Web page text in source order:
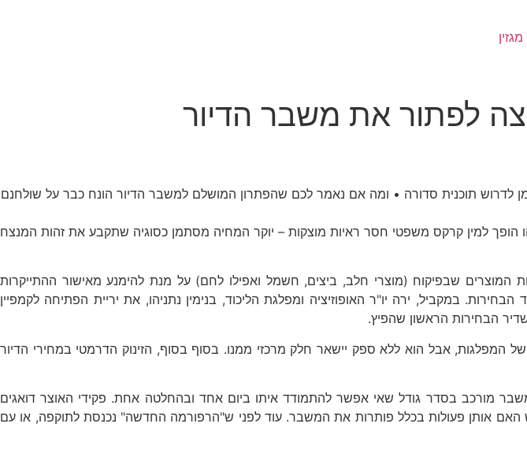
מגזין
לפתור את משבר הדיור
לדרוש תוכנית סדורה • ומה אם נאמר לכם שהפתרון המושלם למשבר הדיור הונח כבר על שולחנם
הופך למין קרקס משפטי חסר ראיות מוצקות – יוקר המחיה מסתמן כסוגיה שתקבע את זהות המנצח
המוצרים שבפיקוח (מוצרי חלב, ביצים, חשמל ואפילו לחם) על מנת להימנע מאישור ההתייקרות
במקביל, ירה יו"ר האופוזיציה ומפלגת הליכוד, בנימין נתניהו, את יריית הפתיחה לקמפיין
הבחירות הראשון שהפיץ.
המפלגות, אבל הוא ללא ספק יישאר חלק מרכזי ממנו. בסוף בסוף, הזינוק הדרמטי במחירי הדיור
מורכב בסדר גודל שאי אפשר להתמודד איתו ביום אחד ובהחלטה אחת. פקידי האוצר דואגים
האם אותן פעולות בכלל פותרות את המשבר. עוד לפני ש"הרפורמה החדשה" נכנסת לתוקפה, או עם